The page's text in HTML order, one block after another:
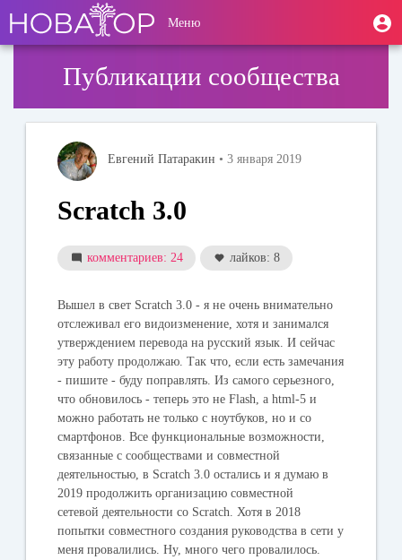
основному
содержанию
User
account
Меню
Публикации сообщества
Евгений Патаракин • 3 января 2019
Scratch 3.0
комментариев: 24 лайков: 8
Вышел в свет Scratch 3.0 - я не очень внимательно
отслеживал его видоизменение, хотя и занимался
утверждением перевода на русский язык. И сейчас
эту работу продолжаю. Так что, если есть замечания
- пишите - буду поправлять. Из самого серьезного,
что обновилось - теперь это не Flash, а html-5 и
можно работать не только с ноутбуков, но и со
смартфонов. Все функциональные возможности,
связанные с сообществами и совместной
деятельностью, в Scratch 3.0 остались и я думаю в
2019 продолжить организацию совместной
сетевой деятельности со Scratch. Хотя в 2018
попытки совместного создания руководства в сети у
меня провалились. Ну, много чего провалилось.